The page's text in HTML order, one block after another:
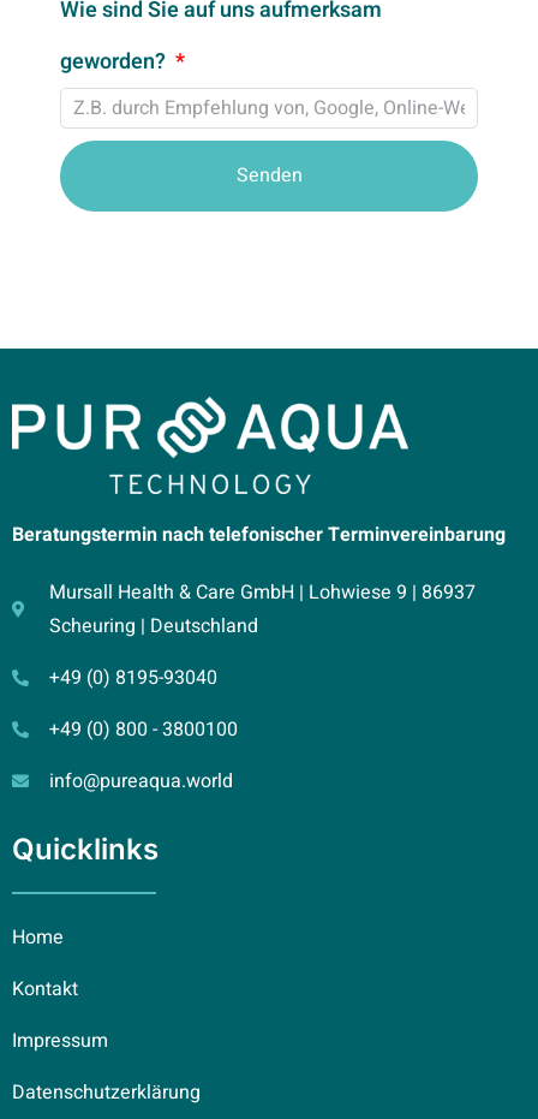
Wie sind Sie auf uns aufmerksam
geworden?
Senden
Beratungstermin nach telefonischer Terminvereinbarung
Mursall Health & Care GmbH | Lohwiese 9 | 86937
Scheuring | Deutschland
+49 (0) 8195-93040
+49 (0) 800 - 3800100
info@pureaqua.world
Quicklinks
Home
Kontakt
Impressum
Datenschutzerklärung